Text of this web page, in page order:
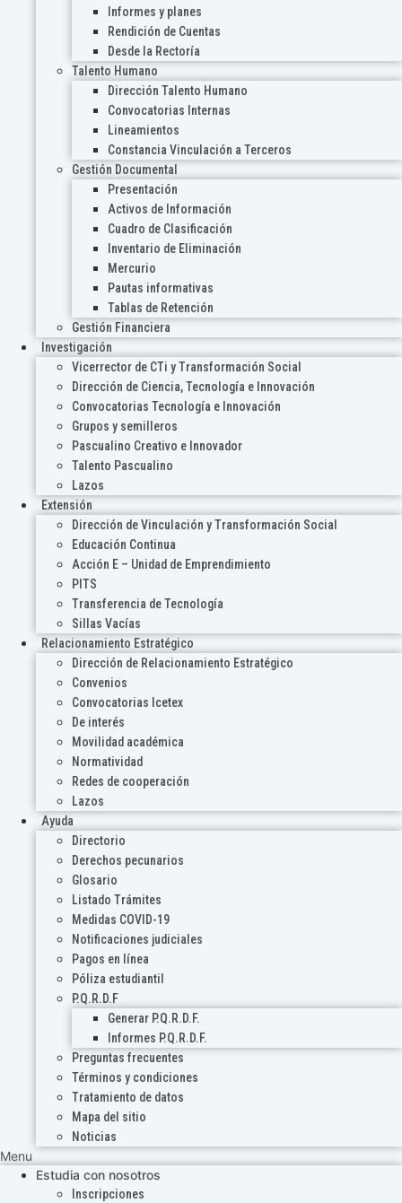
Informes y planes
Rendición de Cuentas
Desde la Rectoría
Talento Humano
Dirección Talento Humano
Convocatorias Internas
Lineamientos
Constancia Vinculación a Terceros
Gestión Documental
Presentación
Activos de Información
Cuadro de Clasificación
Inventario de Eliminación
Mercurio
Pautas informativas
Tablas de Retención
Gestión Financiera
Investigación
Vicerrector de CTi y Transformación Social
Dirección de Ciencia, Tecnología e Innovación
Convocatorias Tecnología e Innovación
Grupos y semilleros
Pascualino Creativo e Innovador
Talento Pascualino
Lazos
Extensión
Dirección de Vinculación y Transformación Social
Educación Continua
Acción E – Unidad de Emprendimiento
PITS
Transferencia de Tecnología
Sillas Vacías
Relacionamiento Estratégico
Dirección de Relacionamiento Estratégico
Convenios
Convocatorias Icetex
De interés
Movilidad académica
Normatividad
Redes de cooperación
Lazos
Ayuda
Directorio
Derechos pecunarios
Glosario
Listado Trámites
Medidas COVID-19
Notificaciones judiciales
Pagos en línea
Póliza estudiantil
P.Q.R.D.F
Generar P.Q.R.D.F.
Informes P.Q.R.D.F.
Preguntas frecuentes
Términos y condiciones
Tratamiento de datos
Mapa del sitio
Noticias
Menu
Estudia con nosotros
Inscripciones